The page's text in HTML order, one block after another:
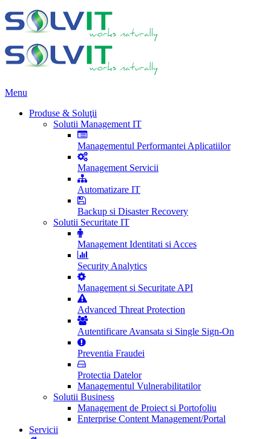
Menu
Produse & Soluţii
Solutii Management IT
Managementul Performantei Aplicatiilor
Management Servicii
Automatizare IT
Backup si Disaster Recovery
Solutii Securitate IT
Management Identitati si Acces
Security Analytics
Management si Securitate API
Advanced Threat Protection
Autentificare Avansata si Single Sign-On
Preventia Fraudei
Protectia Datelor
Managementul Vulnerabilitatilor
Solutii Business
Management de Proiect si Portofoliu
Enterprise Content Management/Portal
Servicii